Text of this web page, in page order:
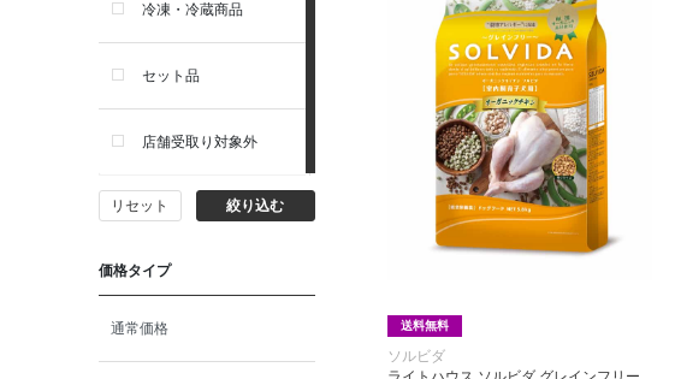
冷凍・冷蔵商品
セット品
店舗受取り対象外
リセット 絞り込む
価格タイプ
通常価格 送料無料
ソルビダ